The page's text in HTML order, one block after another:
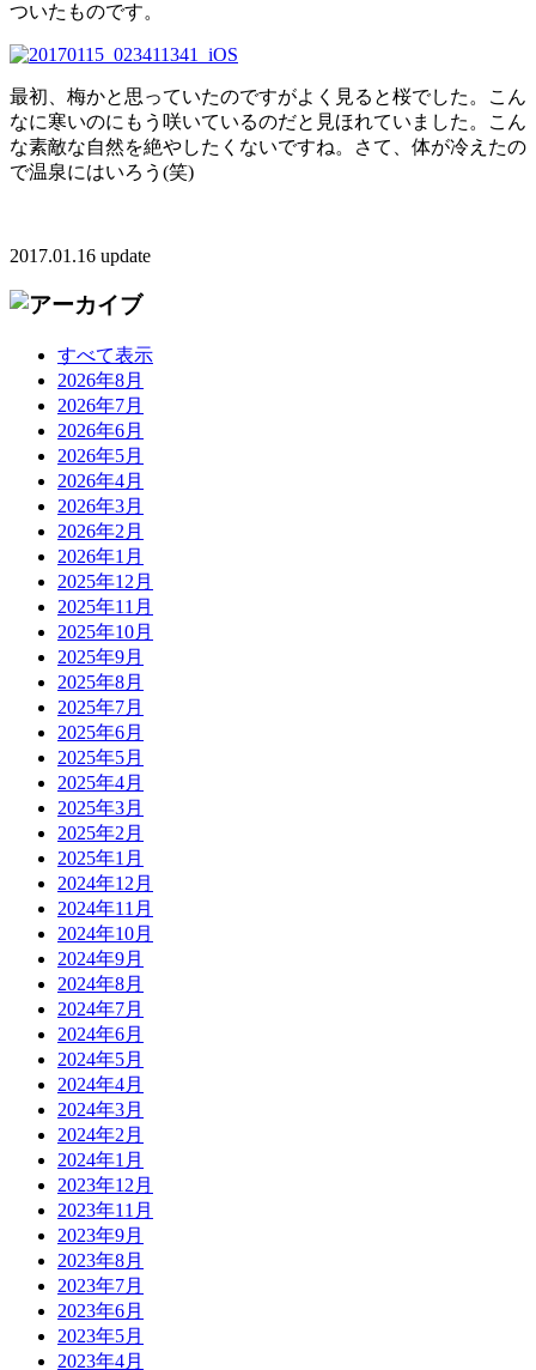
ついたものです。
最初、梅かと思っていたのですがよく見ると桜でした。こん
なに寒いのにもう咲いているのだと見ほれていました。こん
な素敵な自然を絶やしたくないですね。さて、体が冷えたの
で温泉にはいろう(笑)
2017.01.16 update
すべて表示
2026年8月
2026年7月
2026年6月
2026年5月
2026年4月
2026年3月
2026年2月
2026年1月
2025年12月
2025年11月
2025年10月
2025年9月
2025年8月
2025年7月
2025年6月
2025年5月
2025年4月
2025年3月
2025年2月
2025年1月
2024年12月
2024年11月
2024年10月
2024年9月
2024年8月
2024年7月
2024年6月
2024年5月
2024年4月
2024年3月
2024年2月
2024年1月
2023年12月
2023年11月
2023年9月
2023年8月
2023年7月
2023年6月
2023年5月
2023年4月